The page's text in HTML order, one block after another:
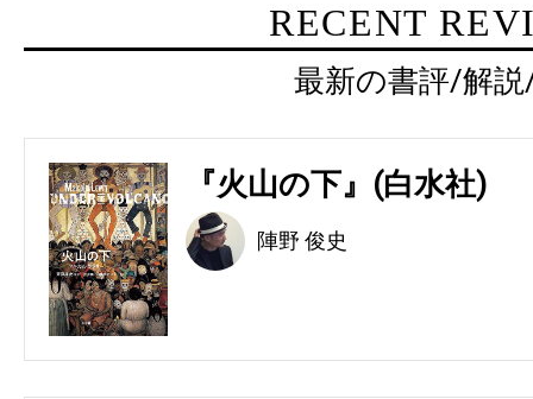
RECENT
最新の書評/解
『火山の下』(白水社)
陣野 俊史